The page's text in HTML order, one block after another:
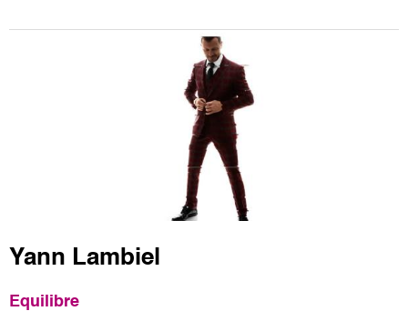
Yann Lambiel
Equilibre